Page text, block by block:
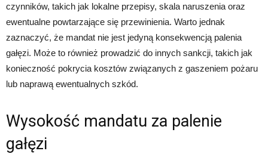
czynników, takich jak lokalne przepisy, skala naruszenia oraz
ewentualne powtarzające się przewinienia. Warto jednak
zaznaczyć, że mandat nie jest jedyną konsekwencją palenia
gałęzi. Może to również prowadzić do innych sankcji, takich jak
konieczność pokrycia kosztów związanych z gaszeniem pożaru
lub naprawą ewentualnych szkód.
Wysokość mandatu za palenie
gałęzi